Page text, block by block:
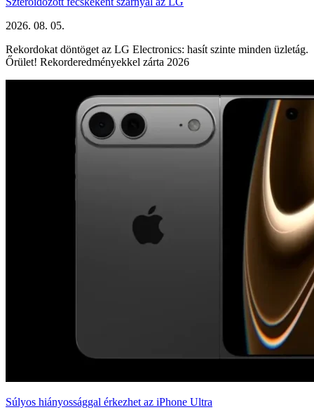
2026. 08. 05.
Rekordokat döntöget az LG Electronics: hasít szinte minden üzletág.
Őrület! Rekorderedményekkel zárta 2026
Súlyos hiányossággal érkezhet az iPhone Ultra